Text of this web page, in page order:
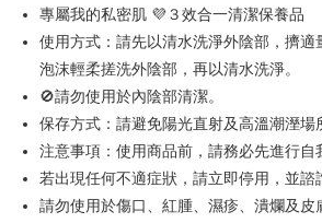
全家取貨付款
付款後全家取貨
配送毎にNT$100、NT$888以上で送料無料
7-11取貨付款
配送毎にNT$100、NT$888以上で送料無料
專屬我的私密肌 💜３效合一清潔保養品
使用方式：請先以清水洗淨外陰部，擠適
泡沫輕柔搓洗外陰部，再以清水洗淨。
🚫請勿使用於內陰部清潔。
保存方式：請避免陽光直射及高溫潮溼場
注意事項：使用商品前，請務必先進行自
若出現任何不適症狀，請立即停用，並諮
請勿使用於傷口、紅腫、濕疹、潰爛及皮